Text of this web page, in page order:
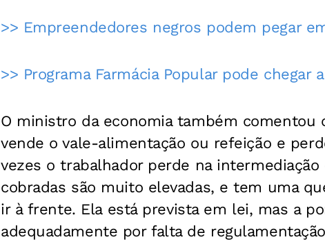
>> Empreendedores negros podem pegar
>> Programa Farmácia Popular pode chegar
O ministro da economia também comentou
vende o vale-alimentação ou refeição e
vezes o trabalhador perde na
cobradas são muito elevadas, e tem uma
ir à frente. Ela está prevista em lei, mas a
adequadamente por falta de